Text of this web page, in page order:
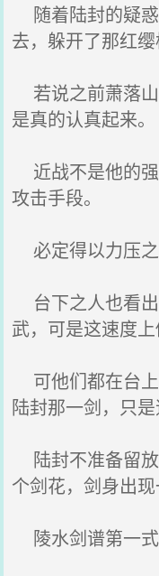
随着陆封的疑
去，躲开了那红缨
若说之前萧落
是真的认真起来。
近战不是他的
攻击手段。
必定得以力压之
台下之人也看
武，可是这速度
可他们都在台
陆封那一剑，只是
陆封不准备留
个剑花，剑身出现
陵水剑谱第一式